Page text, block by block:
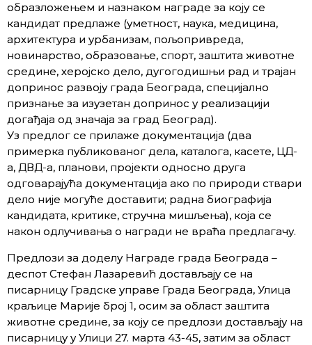
образложењем и назнаком награде за коју се
кандидат предлаже (уметност, наука, медицина,
архитектура и урбанизам, пољопривреда,
новинарство, образовање, спорт, заштита животне
средине, херојско дело, дугогодишњи рад и трајан
допринос развоју града Београда, специјално
признање за изузетан допринос у реализацији
догађаја од значаја за град Београд).
Уз предлог се прилаже документација (два
примерка публикованог дела, каталога, касете, ЦД-
а, ДВД-а, планови, пројекти односно друга
одговарајућа документација ако по природи ствари
дело није могуће доставити; радна биографија
кандидата, критике, стручна мишљења), која се
након одлучивања о награди не враћа предлагачу.
Предлози за доделу Награде града Београда –
деспот Стефан Лазаревић достављају се на
писарницу Градске управе Града Београда, Улица
краљице Марије број 1, осим за област заштита
животне средине, за коју се предлози достављају на
писарницу у Улици 27. марта 43-45, затим за област